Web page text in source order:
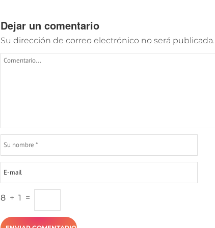
Dejar un comentario
Su dirección de correo electrónico no será publicada.
8 + 1 =